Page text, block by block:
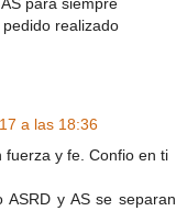
realizado
a las 18:36
fuerza y fe. Confio en ti
y AS se separan